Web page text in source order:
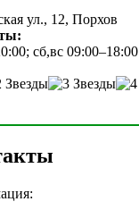
ул., 12, Порхов
сб,вс 09:00–18:00